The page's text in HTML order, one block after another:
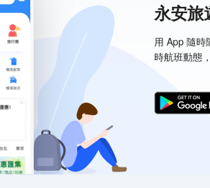
永安旅
用 App 隨時
時航班動態